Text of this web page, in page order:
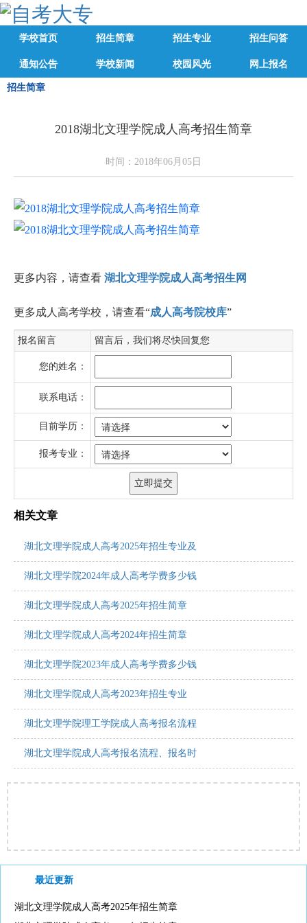
学校首页 招生简章 招生专业 招生问答
通知公告 学校新闻 校园风光 网上报名
招生简章
2018湖北文理学院成人高考招生简章
时间：2018年06月05日
更多内容，请查看 湖北文理学院成人高考招生网
更多成人高考学校，请查看“成人高考院校库”
报名留言 留言后，我们将尽快回复您
您的姓名：
联系电话：
目前学历：
报考专业：
相关文章
湖北文理学院成人高考2025年招生专业及
湖北文理学院2024年成人高考学费多少钱
湖北文理学院成人高考2025年招生简章
湖北文理学院成人高考2024年招生简章
湖北文理学院2023年成人高考学费多少钱
湖北文理学院成人高考2023年招生专业
湖北文理学院理工学院成人高考报名流程
湖北文理学院成人高考报名流程、报名时
最近更新
湖北文理学院成人高考2025年招生简章